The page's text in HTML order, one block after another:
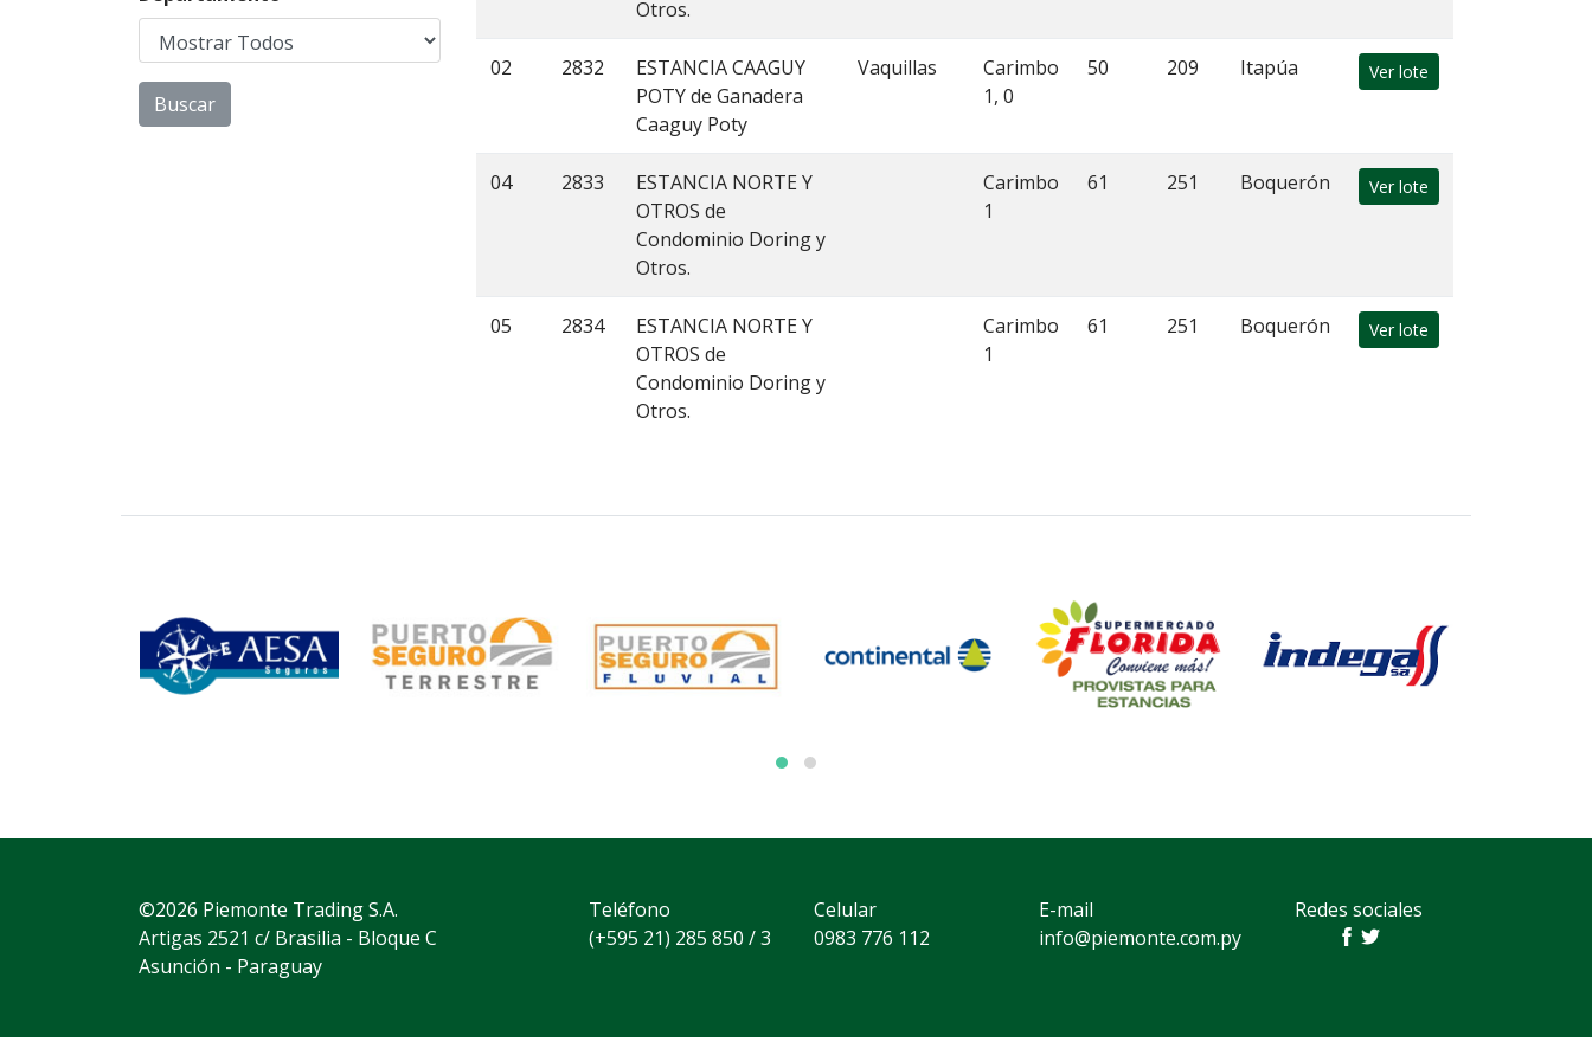
Otros.
02 2832
ESTANCIA CAAGUY
POTY de Ganadera
Caaguy Poty
Vaquillas
Carimbo
1, 0
50 209 Itapúa Ver lote
04 2833
ESTANCIA NORTE Y
OTROS de
Condominio Doring y
Otros.
Carimbo
1
61 251 Boquerón Ver lote
05 2834
ESTANCIA NORTE Y
OTROS de
Condominio Doring y
Otros.
Carimbo
1
61 251 Boquerón Ver lote
©2026 Piemonte Trading S.A.
Artigas 2521 c/ Brasilia - Bloque C
Asunción - Paraguay
Teléfono
(+595 21) 285 850 / 3
Celular
0983 776 112
E-mail
info@piemonte.com.py
Redes sociales